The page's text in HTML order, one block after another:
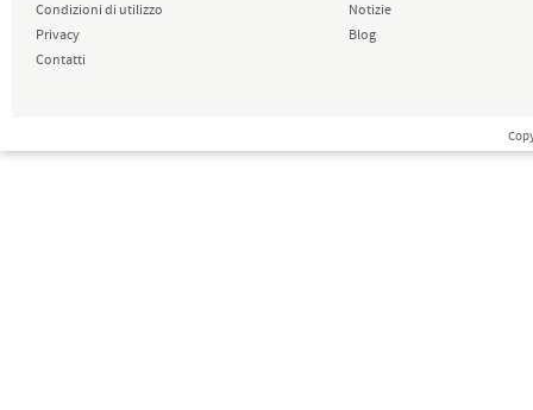
Condizioni di utilizzo
Privacy
Contatti
Notizie
Blog